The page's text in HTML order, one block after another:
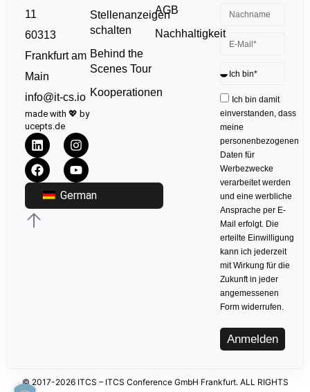
11
60313
Frankfurt am
Main
info@it-cs.io
made with 💖 by
ucepts.de
German
Stellenanzeigen
schalten
Behind the
Scenes Tour
Kooperationen
AGB
Nachhaltigkeit
Ich bin damit
einverstanden, dass
meine
personenbezogenen
Daten für
Werbezwecke
verarbeitet werden
und eine werbliche
Ansprache per E-
Mail erfolgt. Die
erteilte Einwilligung
kann ich jederzeit
mit Wirkung für die
Zukunft in jeder
angemessenen
Form widerrufen.
Anmelden
© 2017-2026 ITCS – ITCS Conference GmbH Frankfurt. ALL RIGHTS